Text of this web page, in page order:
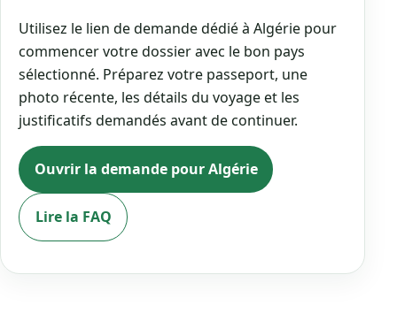
Utilisez le lien de demande dédié à Algérie pour
commencer votre dossier avec le bon pays
sélectionné. Préparez votre passeport, une
photo récente, les détails du voyage et les
justificatifs demandés avant de continuer.
Ouvrir la demande pour Algérie
Lire la FAQ